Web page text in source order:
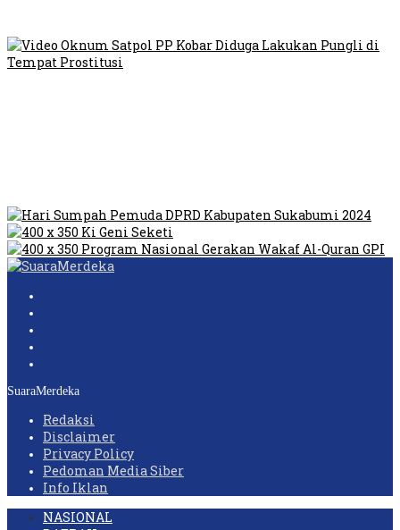
SuaraMerdeka
Redaksi
Disclaimer
Privacy Policy
Pedoman Media Siber
Info Iklan
NASIONAL